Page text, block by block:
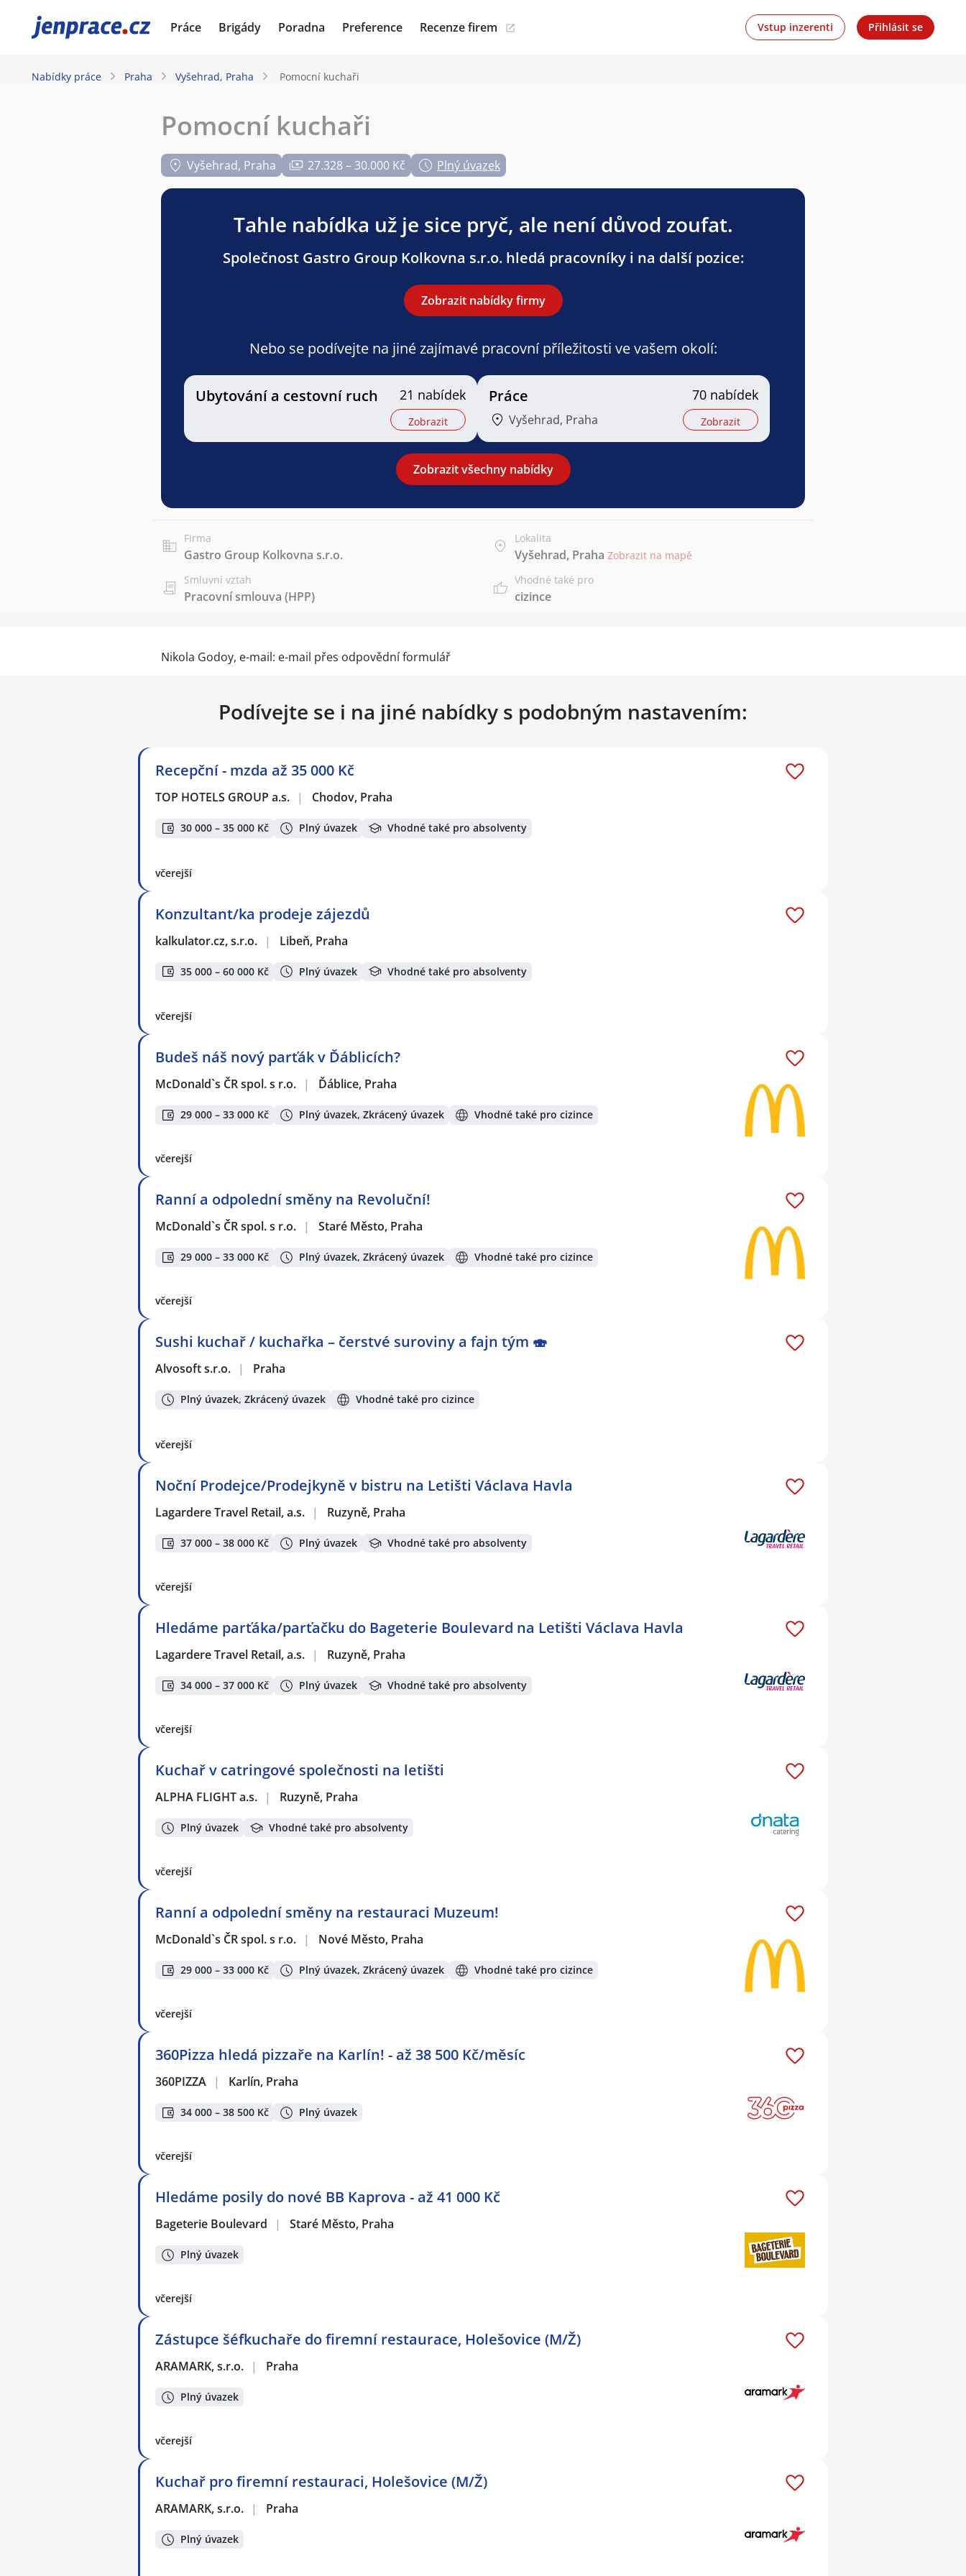
JenPráce.cz Práce Brigády Poradna Preference Recenze firem Vstup inzerenti Přihlásit se
Nabídky práce Praha Vyšehrad, Praha Pomocní kuchaři
Pomocní kuchaři
Vyšehrad, Praha 27.328 – 30.000 Kč Plný úvazek
Tahle nabídka už je sice pryč, ale není důvod zoufat.
Společnost Gastro Group Kolkovna s.r.o. hledá pracovníky i na další pozice:
Zobrazit nabídky firmy
Nebo se podívejte na jiné zajímavé pracovní příležitosti ve vašem okolí:
Ubytování a cestovní ruch 21 nabídek
Zobrazit
Práce
Vyšehrad, Praha
70 nabídek
Zobrazit
Zobrazit všechny nabídky
Firma
Gastro Group Kolkovna s.r.o.
Lokalita
Vyšehrad, Praha Zobrazit na mapě
Smluvní vztah
Pracovní smlouva (HPP)
Vhodné také pro
cizince
Nikola Godoy, e-mail: e-mail přes odpovědní formulář
Podívejte se i na jiné nabídky s podobným nastavením:
Recepční - mzda až 35 000 Kč
TOP HOTELS GROUP a.s. | Chodov, Praha
30 000 – 35 000 Kč Plný úvazek Vhodné také pro absolventy
včerejší
Konzultant/ka prodeje zájezdů
kalkulator.cz, s.r.o. | Libeň, Praha
35 000 – 60 000 Kč Plný úvazek Vhodné také pro absolventy
včerejší
Budeš náš nový parťák v Ďáblicích?
McDonald`s ČR spol. s r.o. | Ďáblice, Praha
29 000 – 33 000 Kč Plný úvazek, Zkrácený úvazek Vhodné také pro cizince
včerejší
Ranní a odpolední směny na Revoluční!
McDonald`s ČR spol. s r.o. | Staré Město, Praha
29 000 – 33 000 Kč Plný úvazek, Zkrácený úvazek Vhodné také pro cizince
včerejší
Sushi kuchař / kuchařka – čerstvé suroviny a fajn tým 🍣
Alvosoft s.r.o. | Praha
Plný úvazek, Zkrácený úvazek Vhodné také pro cizince
včerejší
Noční Prodejce/Prodejkyně v bistru na Letišti Václava Havla
Lagardere Travel Retail, a.s. | Ruzyně, Praha
37 000 – 38 000 Kč Plný úvazek Vhodné také pro absolventy
včerejší
Hledáme parťáka/parťačku do Bageterie Boulevard na Letišti Václava Havla
Lagardere Travel Retail, a.s. | Ruzyně, Praha
34 000 – 37 000 Kč Plný úvazek Vhodné také pro absolventy
včerejší
Kuchař v catringové společnosti na letišti
ALPHA FLIGHT a.s. | Ruzyně, Praha
Plný úvazek Vhodné také pro absolventy
včerejší
Ranní a odpolední směny na restauraci Muzeum!
McDonald`s ČR spol. s r.o. | Nové Město, Praha
29 000 – 33 000 Kč Plný úvazek, Zkrácený úvazek Vhodné také pro cizince
včerejší
360Pizza hledá pizzaře na Karlín! - až 38 500 Kč/měsíc
360PIZZA | Karlín, Praha
34 000 – 38 500 Kč Plný úvazek
včerejší
Hledáme posily do nové BB Kaprova - až 41 000 Kč
Bageterie Boulevard | Staré Město, Praha
Plný úvazek
včerejší
Zástupce šéfkuchaře do firemní restaurace, Holešovice (M/Ž)
ARAMARK, s.r.o. | Praha
Plný úvazek
včerejší
Kuchař pro firemní restauraci, Holešovice (M/Ž)
ARAMARK, s.r.o. | Praha
Plný úvazek